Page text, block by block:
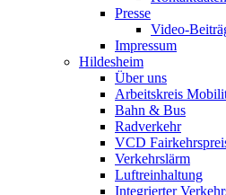
Presse
Video-
Impressum
Hildesheim
Über uns
Arbeitskreis
Bahn & Bus
Radverkehr
VCD
Verkehrslärm
Luftreinhaltung
Integrierter